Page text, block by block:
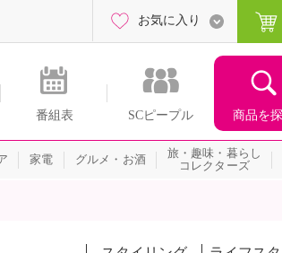
番組表 SCピープル 商品を
お気に入り
家電 グルメ・お酒
旅・趣味・暮らし
コレクターズ